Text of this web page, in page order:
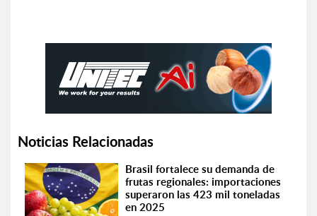
Noticias Relacionadas
Brasil fortalece su demanda de
frutas regionales: importaciones
superaron las 423 mil toneladas
en 2025